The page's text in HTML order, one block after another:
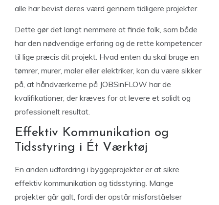
alle har bevist deres værd gennem tidligere projekter.
Dette gør det langt nemmere at finde folk, som både
har den nødvendige erfaring og de rette kompetencer
til lige præcis dit projekt. Hvad enten du skal bruge en
tømrer, murer, maler eller elektriker, kan du være sikker
på, at håndværkerne på JOBSinFLOW har de
kvalifikationer, der kræves for at levere et solidt og
professionelt resultat.
Effektiv Kommunikation og
Tidsstyring i Ét Værktøj
En anden udfordring i byggeprojekter er at sikre
effektiv kommunikation og tidsstyring. Mange
projekter går galt, fordi der opstår misforståelser